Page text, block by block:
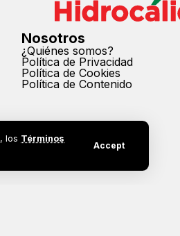
, los Términos
Accept
Nosotros
¿Quiénes somos?
Política de Privacidad
Política de Cookies
Política de Contenido